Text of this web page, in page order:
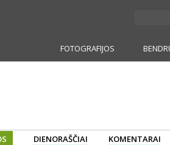
FOTOGRAFIJOS
DIENORAŠČIAI KOMENTARAI